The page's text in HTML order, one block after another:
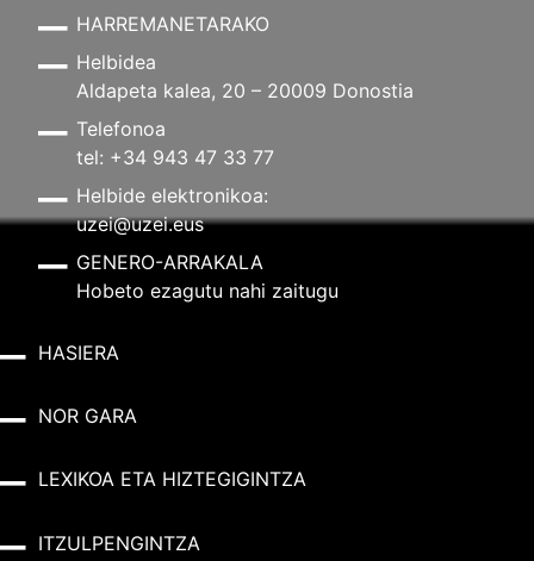
HARREMANETARAKO
Helbidea
Aldapeta kalea, 20 – 20009 Donostia
Telefonoa
tel: +34 943 47 33 77
Helbide elektronikoa:
uzei@uzei.eus
GENERO-ARRAKALA
Hobeto ezagutu nahi zaitugu
HASIERA
NOR GARA
LEXIKOA ETA HIZTEGIGINTZA
ITZULPENGINTZA